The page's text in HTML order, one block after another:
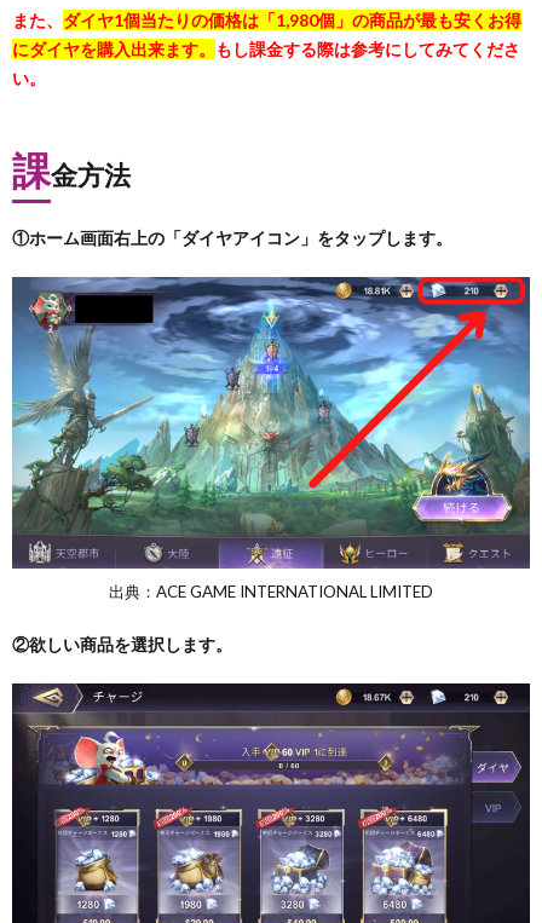
また、 ダイヤ1個当たりの価格は「1,980個」の商品が最も安くお得
にダイヤを購入出来ます。
もし課金する際は参考にしてみてくださ
い。
課金方法
①ホーム画面右上の「ダイヤアイコン」をタップします。
出典：ACE GAME INTERNATIONAL LIMITED
②欲しい商品を選択します。